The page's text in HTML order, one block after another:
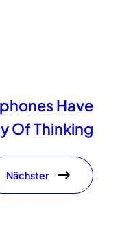
Have
Of Thinking
Nächster